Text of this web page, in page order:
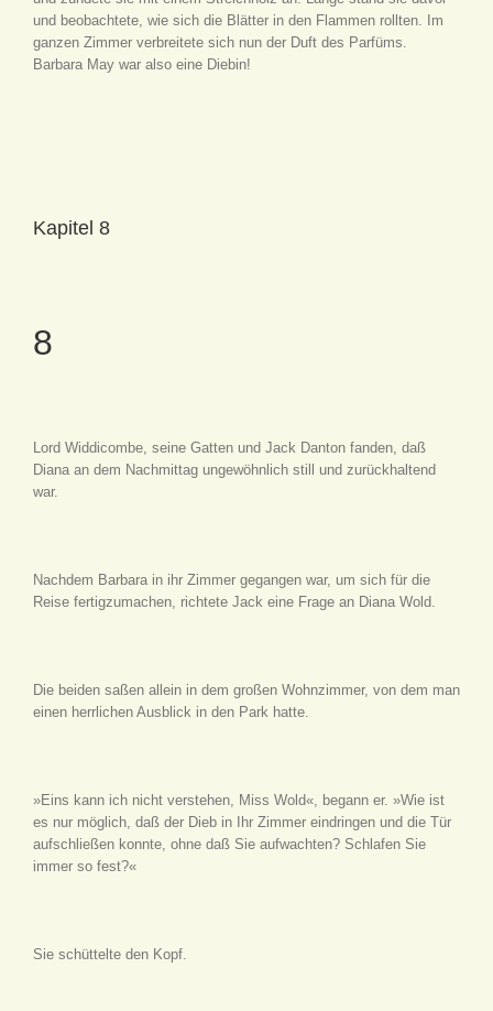
und beobachtete, wie sich die Blätter in den Flammen rollten. Im
ganzen Zimmer verbreitete sich nun der Duft des Parfüms.
Barbara May war also eine Diebin!
Kapitel 8
8
Lord Widdicombe, seine Gatten und Jack Danton fanden, daß
Diana an dem Nachmittag ungewöhnlich still und zurückhaltend
war.
Nachdem Barbara in ihr Zimmer gegangen war, um sich für die
Reise fertigzumachen, richtete Jack eine Frage an Diana Wold.
Die beiden saßen allein in dem großen Wohnzimmer, von dem man
einen herrlichen Ausblick in den Park hatte.
»Eins kann ich nicht verstehen, Miss Wold«, begann er. »Wie ist
es nur möglich, daß der Dieb in Ihr Zimmer eindringen und die Tür
aufschließen konnte, ohne daß Sie aufwachten? Schlafen Sie
immer so fest?«
Sie schüttelte den Kopf.